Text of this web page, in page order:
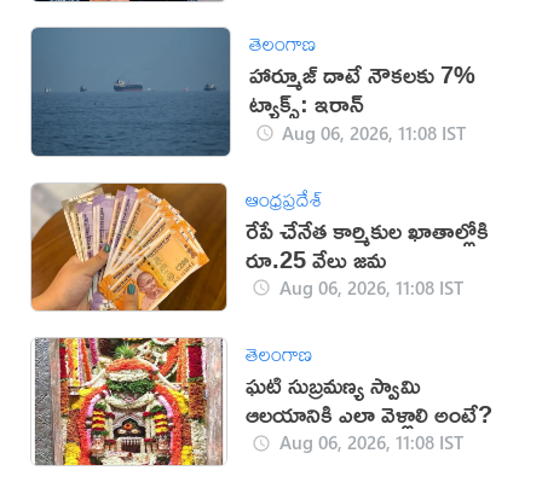
తెలంగాణ
హార్మూజ్ దాటే నౌకలకు 7%
ట్యాక్స్: ఇరాన్
Aug 06, 2026, 11:08 IST
ఆంధ్రప్రదేశ్
రేపే చేనేత కార్మికుల ఖాతాల్లోకి
రూ.25 వేలు జమ
Aug 06, 2026, 11:08 IST
తెలంగాణ
ఘటి సుబ్రమణ్య స్వామి
ఆలయానికి ఎలా వెళ్లాలి అంటే?
Aug 06, 2026, 11:08 IST